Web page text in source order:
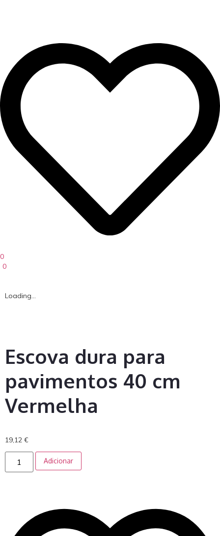
0
0
Loading...
Escova dura para
pavimentos 40 cm
Vermelha
19,12 €
Adicionar